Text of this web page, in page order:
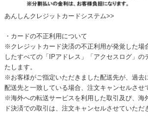
あんしんクレジットカードシステム>>
・カードの不正利用について
※クレジットカード決済の不正利用が発覚した場
したすべての「IPアドレス」「アクセスログ」の
たします。
※お客様がご指定いただきました配送先が、過去
配送先と一致している場合、注文キャンセルさせ
※海外への転送サービスを利用した取引及び、海
ド決済での取引は、注文キャンセルさせていただ